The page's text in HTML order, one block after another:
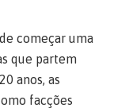
começar uma
que partem
anos, as
facções